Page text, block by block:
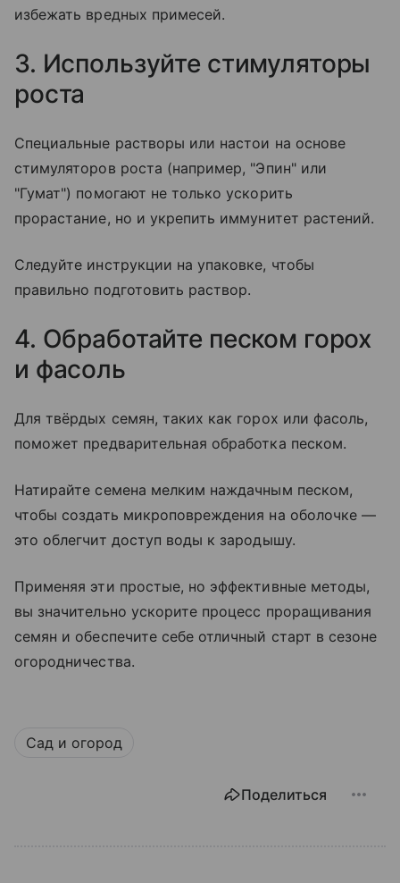
избежать вредных примесей.
3. Используйте стимуляторы
роста
Специальные растворы или настои на основе
стимуляторов роста (например, "Эпин" или
"Гумат") помогают не только ускорить
прорастание, но и укрепить иммунитет растений.
Следуйте инструкции на упаковке, чтобы
правильно подготовить раствор.
4. Обработайте песком горох
и фасоль
Для твёрдых семян, таких как горох или фасоль,
поможет предварительная обработка песком.
Натирайте семена мелким наждачным песком,
чтобы создать микроповреждения на оболочке —
это облегчит доступ воды к зародышу.
Применяя эти простые, но эффективные методы,
вы значительно ускорите процесс проращивания
семян и обеспечите себе отличный старт в сезоне
огородничества.
Сад и огород
Поделиться